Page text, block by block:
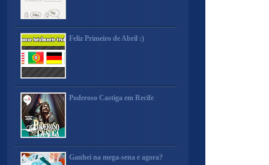
Feliz Primeiro de Abril :)
Poderoso Castiga em Recife
Ganhei na mega-sena e agora?